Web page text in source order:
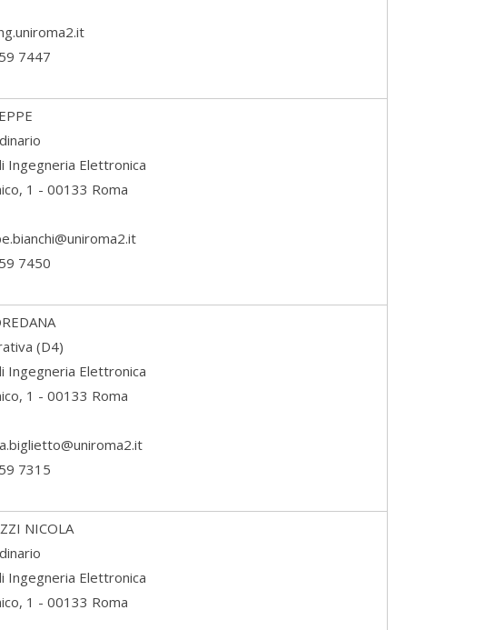
7447
Ingegneria Elettronica
1 - 00133 Roma
7450
(D4)
Ingegneria Elettronica
1 - 00133 Roma
7315
NICOLA
Ingegneria Elettronica
1 - 00133 Roma